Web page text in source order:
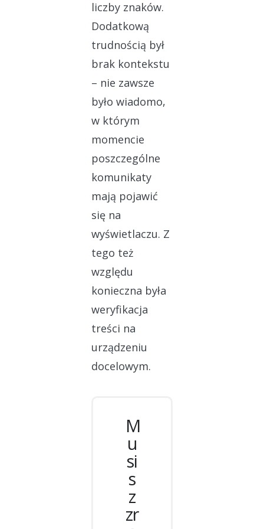
liczby znaków.
Dodatkową
trudnością był
brak kontekstu
– nie zawsze
było wiadomo,
w którym
momencie
poszczególne
komunikaty
mają pojawić
się na
wyświetlaczu. Z
tego też
względu
konieczna była
weryfikacja
treści na
urządzeniu
docelowym.
M
u
si
s
z
zr